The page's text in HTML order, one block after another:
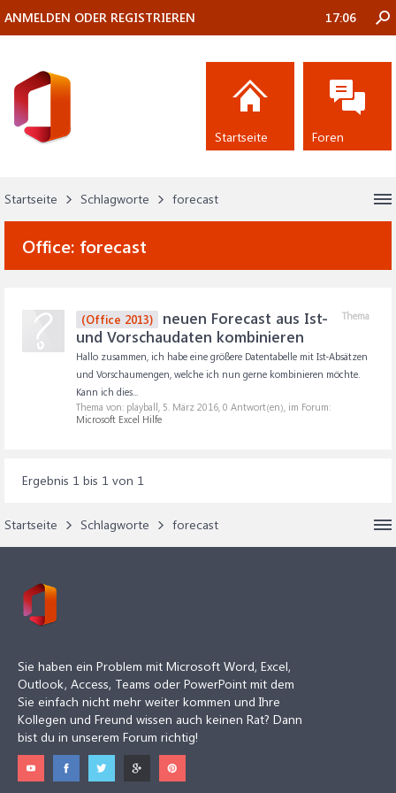
Startseite Schlagworte forecast
Office: forecast
Thema
(Office 2013)
neuen Forecast aus Ist-
und Vorschaudaten kombinieren
Hallo zusammen, ich habe eine größere Datentabelle mit Ist-Absätzen
und Vorschaumengen, welche ich nun gerne kombinieren möchte.
Kann ich dies...
Thema von: playball, 5. März 2016, 0 Antwort(en), im Forum:
Microsoft Excel Hilfe
Ergebnis 1 bis 1 von 1
Startseite Schlagworte forecast
ANMELDEN ODER REGISTRIEREN 17:06
Startseite Foren
Sie haben ein Problem mit Microsoft Word, Excel,
Outlook, Access, Teams oder PowerPoint mit dem
Sie einfach nicht mehr weiter kommen und Ihre
Kollegen und Freund wissen auch keinen Rat? Dann
bist du in unserem Forum richtig!